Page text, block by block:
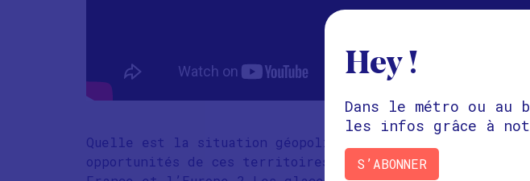
Quelle est la situation géopolitique actuelle en
opportunités de ces territoires ? Quels acteurs sont
Hey !
Dans le métro ou
les infos grâce à
S’ABONNER